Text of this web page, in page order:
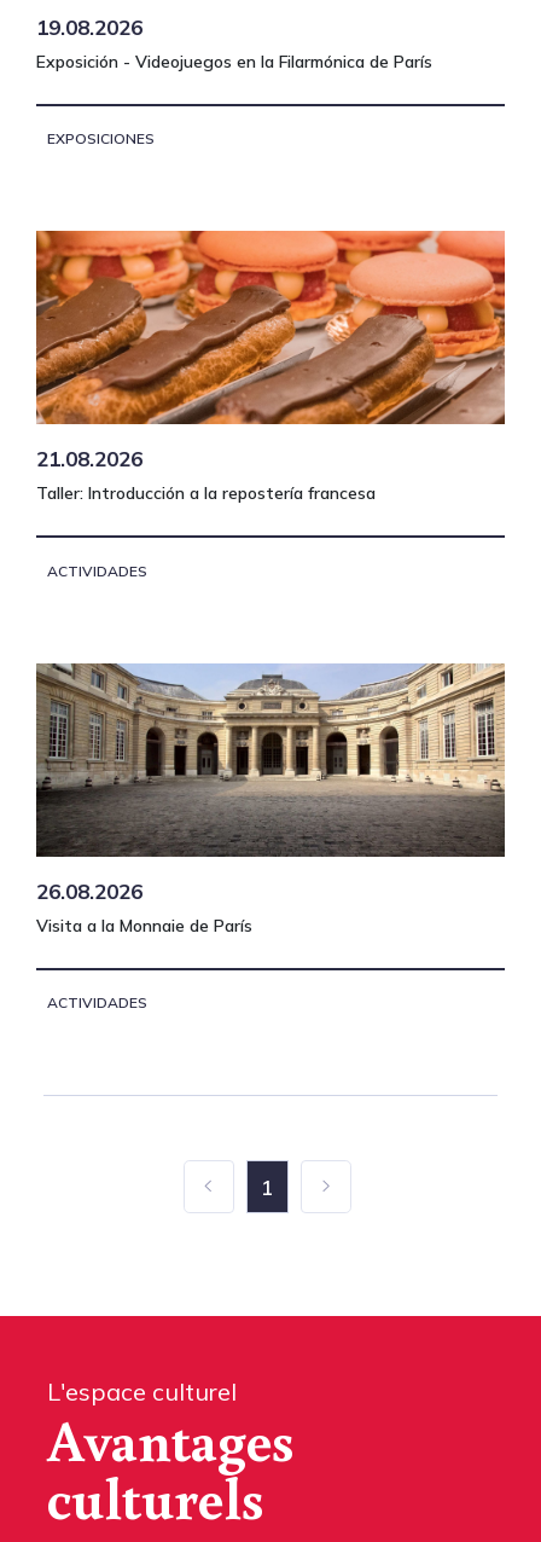
19.08.2026
Exposición - Videojuegos en la Filarmónica de París
EXPOSICIONES
21.08.2026
Taller: Introducción a la repostería francesa
ACTIVIDADES
26.08.2026
Visita a la Monnaie de París
ACTIVIDADES
1
L'espace culturel
Avantages
culturels